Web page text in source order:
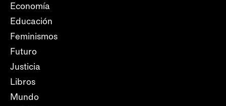
Economía
Educación
Feminismos
Futuro
Justicia
Libros
Mundo